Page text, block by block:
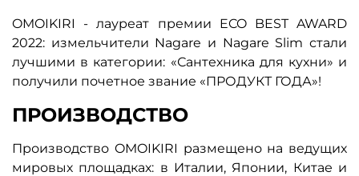
OMOIKIRI - лауреат премии ECO BEST AWARD
2022: измельчители Nagare и Nagare Slim стали
лучшими в категории: «Сантехника для кухни» и
получили почетное звание «ПРОДУКТ ГОДА»!
ПРОИЗВОДСТВО
Производство OMOIKIRI размещено на ведущих
мировых площадках: в Италии, Японии, Китае и